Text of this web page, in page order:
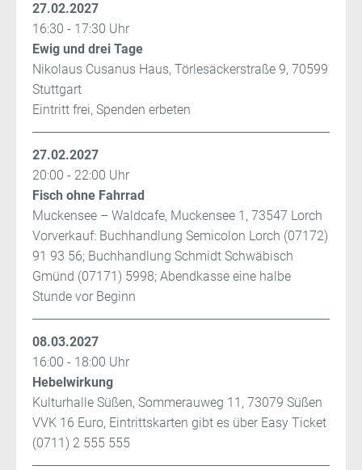
27.02.2027
16:30 - 17:30 Uhr
Eintritt frei, Spenden erbeten
Nikolaus Cusanus Haus, Törlesäckerstraße 9, 70599
Stuttgart
Ewig und drei Tage
27.02.2027
20:00 - 22:00 Uhr
Vorverkauf: Buchhandlung Semicolon Lorch (07172)
91 93 56; Buchhandlung Schmidt Schwäbisch
Gmünd (07171) 5998; Abendkasse eine halbe
Stunde vor Beginn
Muckensee – Waldcafe, Muckensee 1, 73547 Lorch
Fisch ohne Fahrrad
08.03.2027
16:00 - 18:00 Uhr
VVK 16 Euro, Eintrittskarten gibt es über Easy Ticket
(0711) 2 555 555
Kulturhalle Süßen, Sommerauweg 11, 73079 Süßen
Hebelwirkung